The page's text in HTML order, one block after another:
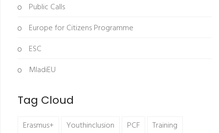
Public Calls
Europe for Citizens Programme
ESC
MladiEU
Tag Cloud
Erasmus+ Youthinclusion PCF
Training